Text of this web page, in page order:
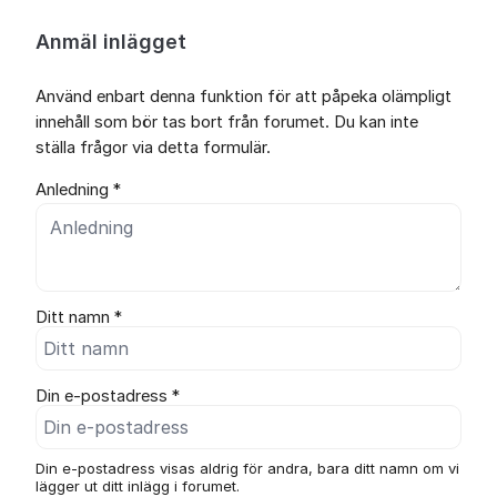
Anmäl inlägget
Använd enbart denna funktion för att påpeka olämpligt
innehåll som bör tas bort från forumet. Du kan inte
ställa frågor via detta formulär.
Anledning *
Ditt namn *
Din e-postadress *
Din e-postadress visas aldrig för andra, bara ditt namn om vi
lägger ut ditt inlägg i forumet.